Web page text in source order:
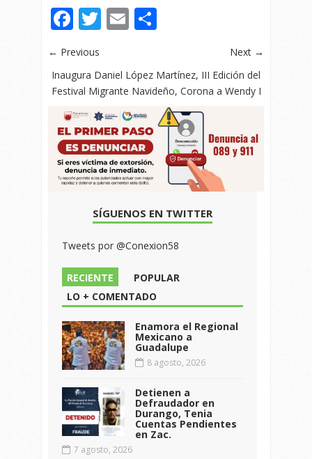
Facebook
Twitter
Email
← Previous
Next →
Inaugura Daniel López Martínez, III Edición del
Festival Migrante Navideño, Corona a Wendy I
SÍGUENOS EN TWITTER
Tweets por @Conexion58
RECIENTE
POPULAR
LO + COMENTADO
Enamora el Regional
Mexicano a
Guadalupe
8 agosto, 2026
Detienen a
Defraudador en
Durango, Tenia
Cuentas Pendientes
en Zac.
7 agosto, 2026